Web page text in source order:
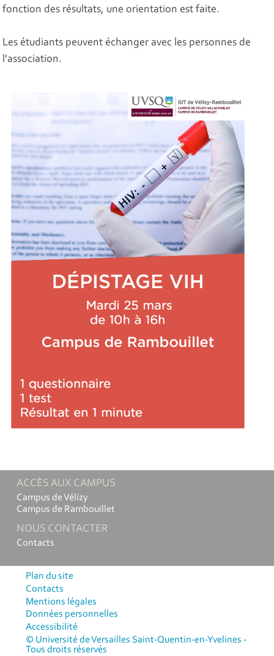
fonction des résultats, une orientation est faite.
Les étudiants peuvent échanger avec les personnes de
l'association.
ACCÈS AUX CAMPUS
Campus de Vélizy
Campus de Rambouillet
NOUS CONTACTER
Contacts
Plan du site
Contacts
Mentions légales
Données personnelles
Accessibilité
© Université de Versailles Saint-Quentin-en-Yvelines -
Tous droits réservés